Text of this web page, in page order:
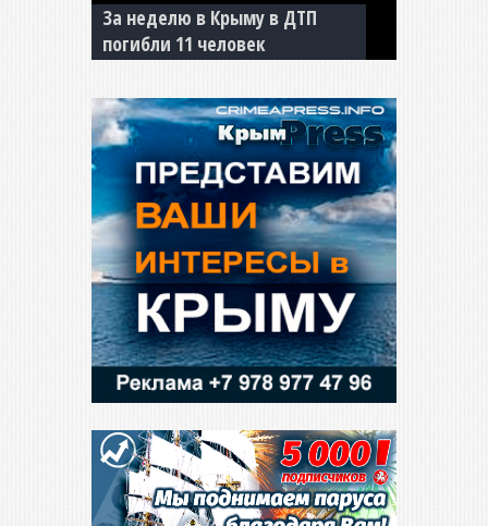
В Джанкое водитель ВАЗа
сбил двух детей на «зебре»